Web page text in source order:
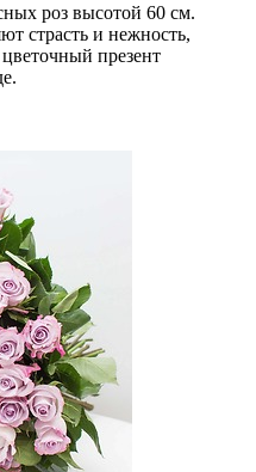
роз высотой 60 см.
страсть и нежность,
презент